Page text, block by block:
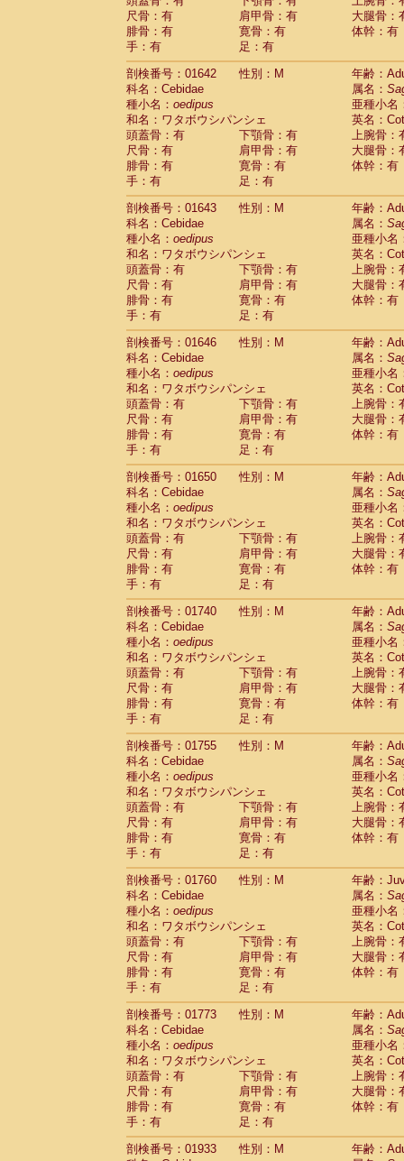
CercopithecidaeMacaca fascicularis
CercopithecidaeMacaca fuscaca
CercopithecidaeMacaca fuscata
CercopithecidaeMacaca fuscata
CercopithecidaeMacaca maura(1)
Cercopithecidae Macaca mulatta(45)
Cercopithecidae Macaca nemestrina(3)
Cercopithecidae Macaca nigra(1)
CercopithecidaeMacaca radiata(7)
CercopithecidaeMacaca silenus(0)
CercopithecidaeMacaca sinica (0)
CercopithecidaeMacaca sylvanus
CercopithecidaeMacaca thibetana (0)
Cercopithecidae Macaca tonkeana (0)
Cercopithecidae hybrid(1)
Cercopithecidae (0)
CercopithecidaeAllenopithecus
CercopithecidaeCercopithecus
CercopithecidaeCercopithecus
CercopithecidaeCercopithecus
CercopithecidaeCercopithecus diana
CercopithecidaeCercopithecus
Cercopithecidae
Cercopithecus
Cercopithecidae
Cercopithecus mitis
CercopithecidaeCercopithecus mitis
CercopithecidaeCercopithecus mitis
CercopithecidaeCercopithecus mona
CercopithecidaeCercopithecus
CercopithecidaeCercopithecus
CercopithecidaeCercopithecus
Cercopithecidae
Cercopithecusspp.(0)
Cercopithecidae
Chlorocebus
CercopithecidaeChlorocebus
CercopithecidaeErythrocebus patas
CercopithecidaeMiopithecus talapoin
CercopithecidaeCercopithecinae spp.
CercopithecidaeColobus angolensis
CercopithecidaeColobus guereza (0)
Cercopithecidae Colobus polykomos
Cercopithecidae Piliocolobus badius
Cercopithecidae Kasi senex vetulus(0)
CercopithecidaeKasi senex
CercopithecidaeNasalis larvatus(0)
CercopithecidaePresbytes
CercopithecidaePygathrix nemaeus
CercopithecidaeSemnopithecus
Cercopithecidae
Trachypithecus
Cercopithecidae
Trachypithecus
Cercopithecidae
Trachypithecus
CercopithecidaeTrachypithecus
CercopithecidaeColobinae spp.(0)
CercopithecidaePresbytesinaespp.(0)
CercopithecidaeCercopithecidae
HylobatidaeHoolock hoolock(0)
HylobatidaeHylobates agilis
Hylobatidae (0)
Hylobatidae Hylobates lar
HylobatidaeHylobates moloch(0)
Hylobatidae Hylobates muelleri(0)
HylobatidaeHylobates pileatus(2)
Hylobatidae Hylobates
HylobatidaeHylobateshybrid(0)
HylobatidaeNomascus concolor(0)
Hylobatidae
Symphalangus
Hominidae
(0)
HominidaePan troglodytes
Hominidae Gorilla gorilla beringei(0)
Hominidae Gorilla gorilla gorilla(0)
Primates misc.(0)
Scandentia Dendrogale melanura
Scandentia Ptilocercus lowii
尺骨：有
肩甲骨：有
大腿骨：
腓骨：有
寛骨：有
体幹：有
手：有
足：有
剖検番号：01642
性別：M
年齢：
科名：Cebidae
属名：
種小名： oedipus
亜種小名
和名：ワタボウシパンシェ
英名：
頭蓋骨：有
下顎骨：有
上腕骨：
尺骨：有
肩甲骨：有
大腿骨：
腓骨：有
寛骨：有
体幹：有
手：有
足：有
剖検番号：01643
性別：M
年齢：
科名：Cebidae
属名：
種小名： oedipus
亜種小名
和名：ワタボウシパンシェ
英名：
頭蓋骨：有
下顎骨：有
上腕骨：
尺骨：有
肩甲骨：有
大腿骨：
腓骨：有
寛骨：有
体幹：有
手：有
足：有
剖検番号：01646
性別：M
年齢：
科名：Cebidae
属名：
種小名： oedipus
亜種小名
和名：ワタボウシパンシェ
英名：
頭蓋骨：有
下顎骨：有
上腕骨：
尺骨：有
肩甲骨：有
大腿骨：
腓骨：有
寛骨：有
体幹：有
手：有
足：有
剖検番号：01650
性別：M
年齢：
科名：Cebidae
属名：
種小名： oedipus
亜種小名
和名：ワタボウシパンシェ
英名：
頭蓋骨：有
下顎骨：有
上腕骨：
尺骨：有
肩甲骨：有
大腿骨：
腓骨：有
寛骨：有
体幹：有
手：有
足：有
剖検番号：01740
性別：M
年齢：
科名：Cebidae
属名：
種小名： oedipus
亜種小名
和名：ワタボウシパンシェ
英名：
頭蓋骨：有
下顎骨：有
上腕骨：
尺骨：有
肩甲骨：有
大腿骨：
腓骨：有
寛骨：有
体幹：有
手：有
足：有
剖検番号：01755
性別：M
年齢：
科名：Cebidae
属名：
種小名： oedipus
亜種小名
和名：ワタボウシパンシェ
英名：
頭蓋骨：有
下顎骨：有
上腕骨：
尺骨：有
肩甲骨：有
大腿骨：
腓骨：有
寛骨：有
体幹：有
手：有
足：有
剖検番号：01760
性別：M
年齢：
科名：Cebidae
属名：
種小名： oedipus
亜種小名
和名：ワタボウシパンシェ
英名：
頭蓋骨：有
下顎骨：有
上腕骨：
尺骨：有
肩甲骨：有
大腿骨：
腓骨：有
寛骨：有
体幹：有
手：有
足：有
剖検番号：01773
性別：M
年齢：
科名：Cebidae
属名：
種小名： oedipus
亜種小名
和名：ワタボウシパンシェ
英名：
頭蓋骨：有
下顎骨：有
上腕骨：
尺骨：有
肩甲骨：有
大腿骨：
腓骨：有
寛骨：有
体幹：有
手：有
足：有
剖検番号：01933
性別：M
年齢：